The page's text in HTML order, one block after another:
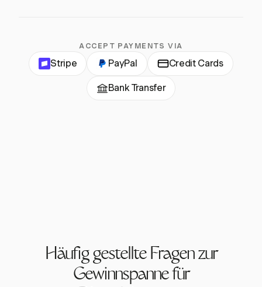
ACCEPT PAYMENTS VIA
Stripe PayPal Credit Cards
Bank Transfer
Häufig gestellte Fragen zur
Gewinnspanne für